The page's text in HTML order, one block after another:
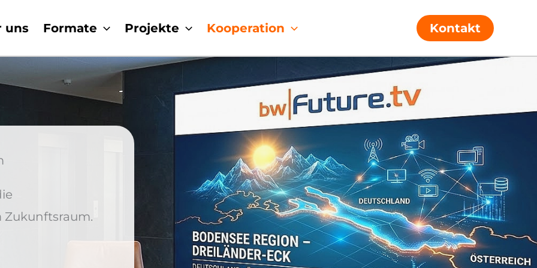
uns Formate Projekte Kooperation Kontakt
Zukunftsraum.